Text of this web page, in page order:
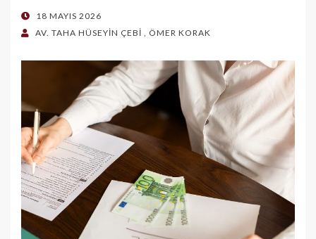
POSTED
ON
18 MAYIS 2026
AV. TAHA HÜSEYİN ÇEBİ , ÖMER KORAK